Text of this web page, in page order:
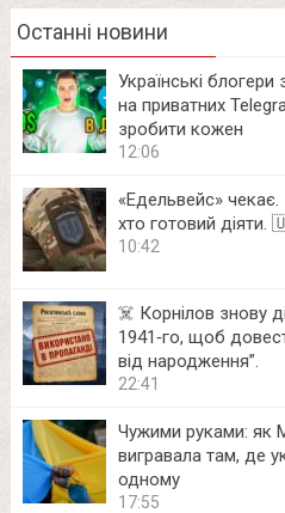
Останні новини
Українські
на приватних
зробити кожен
12:06
«Едельвейс»
хто готовий
10:42
☠️ Корнілов знову
1941‑го, щоб
від народження”.
22:41
Чужими руками: як
вигравала там, де
одному
17:55